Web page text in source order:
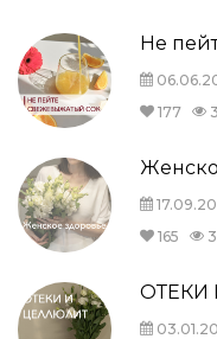
Не
177
165
ОТЕКИ